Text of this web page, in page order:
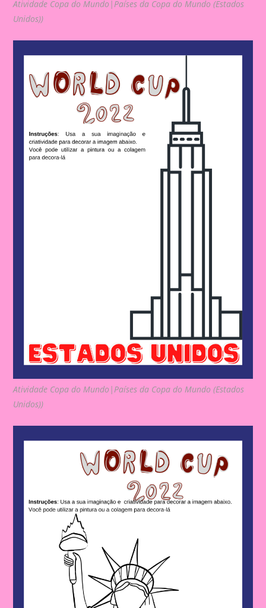
Atividade Copa do Mundo|Países da Copa do Mundo (Estados
Unidos))
Atividade Copa do Mundo|Países da Copa do Mundo (Estados
Unidos))